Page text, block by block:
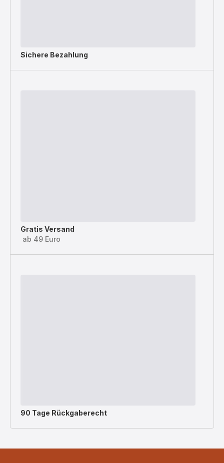
Sichere Bezahlung
Gratis Versand
ab 49 Euro
90 Tage Rückgaberecht